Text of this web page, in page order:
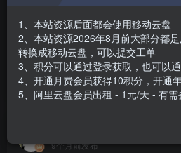
免费
安装包大小
游戏本体大小
9个月前发布
1、本站资源后面都会使用移动云盘
2、本站资源2026年8月前大部分都
转换成移动云盘，可以提交工单
3、积分可以通过登录获取，也可以
4、开通月费会员获得10积分，开通
5、阿里云盘会员出租 - 1元/天 - 有